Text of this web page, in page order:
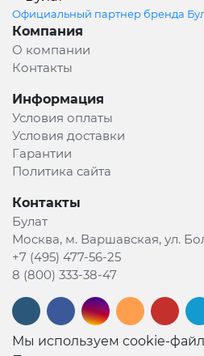
Официальный партнер бренда
Компания
О компании
Контакты
Информация
Условия оплаты
Условия доставки
Гарантии
Политика сайта
Контакты
Булат
Москва, м. Варшавская, ул.
+7 (495) 477-56-25
8 (800) 333-38-47
Мы используем cookie-